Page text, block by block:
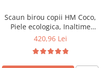
Scaun birou copii HM Coco,
Piele ecologica, Inaltime
reglabila, Cadru Cromat, 80
420,96 Lei